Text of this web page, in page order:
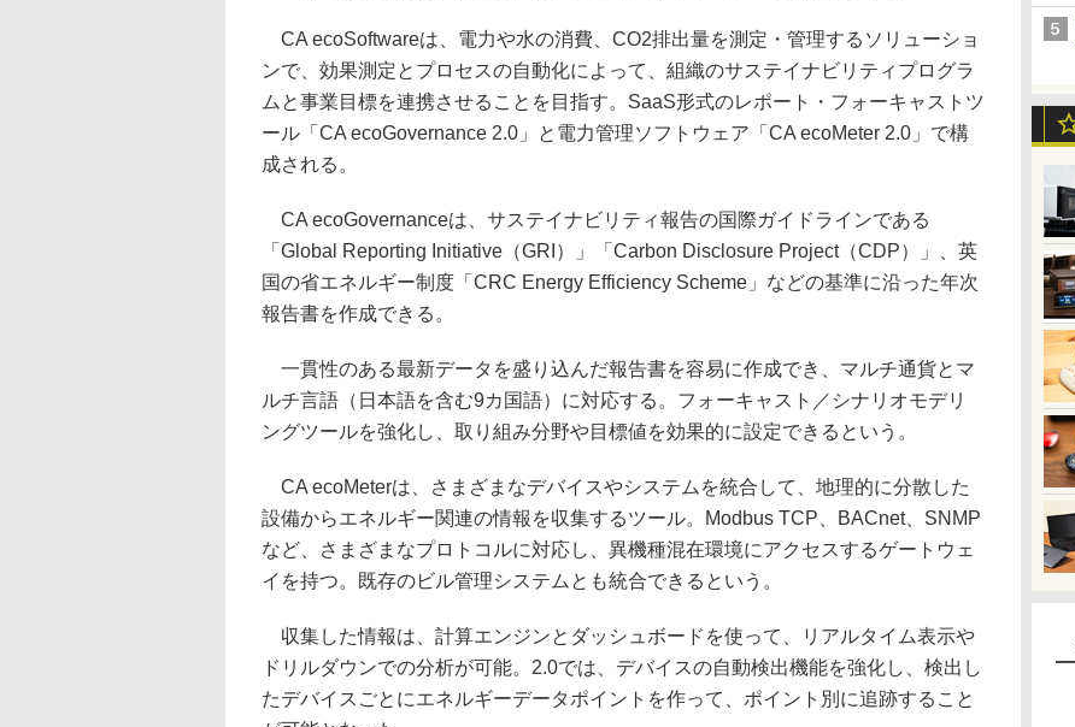
CA ecoSoftwareは、電力や水の消費、CO2排出量を測定・管理するソリューショ
ンで、効果測定とプロセスの自動化によって、組織のサステイナビリティプログラ
ムと事業目標を連携させることを目指す。SaaS形式のレポート・フォーキャストツ
ール「CA ecoGovernance 2.0」と電力管理ソフトウェア「CA ecoMeter 2.0」で構
成される。
CA ecoGovernanceは、サステイナビリティ報告の国際ガイドラインである
「Global Reporting Initiative（GRI）」「Carbon Disclosure Project（CDP）」、英
国の省エネルギー制度「CRC Energy Efficiency Scheme」などの基準に沿った年次
報告書を作成できる。
一貫性のある最新データを盛り込んだ報告書を容易に作成でき、マルチ通貨とマ
ルチ言語（日本語を含む9カ国語）に対応する。フォーキャスト／シナリオモデリ
ングツールを強化し、取り組み分野や目標値を効果的に設定できるという。
CA ecoMeterは、さまざまなデバイスやシステムを統合して、地理的に分散した
設備からエネルギー関連の情報を収集するツール。Modbus TCP、BACnet、SNMP
など、さまざまなプロトコルに対応し、異機種混在環境にアクセスするゲートウェ
イを持つ。既存のビル管理システムとも統合できるという。
収集した情報は、計算エンジンとダッシュボードを使って、リアルタイム表示や
ドリルダウンでの分析が可能。2.0では、デバイスの自動検出機能を強化し、検出し
たデバイスごとにエネルギーデータポイントを作って、ポイント別に追跡すること